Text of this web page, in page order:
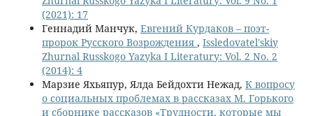
(2021): 17
Геннадий Манчук, Евгений Курдаков – поэт-
пророк Русского Возрождения , Issledovatel'skiy
Zhurnal Russkogo Yazyka I Literatury: Vol. 2 No. 2
(2014): 4
Марзие Яхьяпур, Ялда Бейдохти Нежад, К вопросу
о социальных проблемах в рассказах М. Горького
и сборнике рассказов «Трудности, которые мы